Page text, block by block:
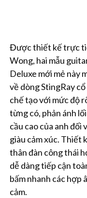
Được thiết kế trực
Wong, hai mẫu
Deluxe mới mẻ này
về dòng StingRay
chế tạo với mức độ
từng có, phản ánh
cầu cao của anh đối
giàu cảm xúc. Thiết
thân đàn công thái
dễ dàng tiếp cận
bấm nhanh các hợp
cảm.